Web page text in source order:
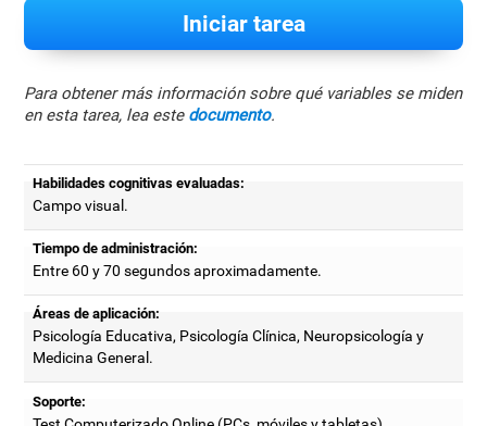
Iniciar tarea
Para obtener más información sobre qué variables se miden
en esta tarea, lea este documento.
Habilidades cognitivas evaluadas:
Campo visual.
Tiempo de administración:
Entre 60 y 70 segundos aproximadamente.
Áreas de aplicación:
Psicología Educativa, Psicología Clínica, Neuropsicología y
Medicina General.
Soporte: